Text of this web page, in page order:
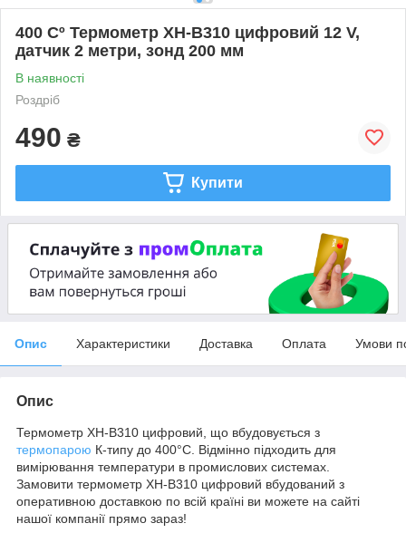
400 Cº Термометр XH-B310 цифровий 12 V,
датчик 2 метри, зонд 200 мм
В наявності
Роздріб
490 ₴
Купити
Опис Характеристики Доставка Оплата Умови
Опис
Термометр XH-B310 цифровий, що вбудовується з
термопарою К-типу до 400°С. Відмінно підходить для
вимірювання температури в промислових системах.
Замовити термометр XH-B310 цифровий вбудований з
оперативною доставкою по всій країні ви можете на сайті
нашої компанії прямо зараз!